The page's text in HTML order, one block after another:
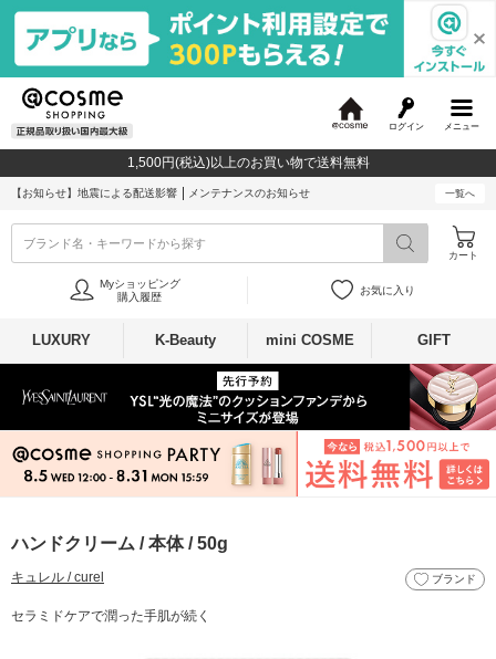
メニュー
ログイン
c
o
1,500円(税込)以上のお買い物で送料無料
【お知らせ】 地震による配送影響 メンテナンスのお知らせ 一覧へ
ブランド名・キーワードから探す
カート
Myショッピング
購入履歴
お気に入り
LUXURY K-Beauty mini COSME GIFT
ハンドクリーム / 本体 / 50g
キュレル / curel ブランド
セラミドケアで潤った手肌が続く